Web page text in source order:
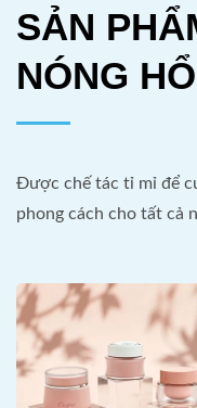
SẢN
NÓNG
Được chế tác tỉ mỉ để
phong cách cho tất cả